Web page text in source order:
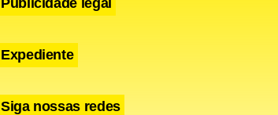
Expediente
Siga nossas redes